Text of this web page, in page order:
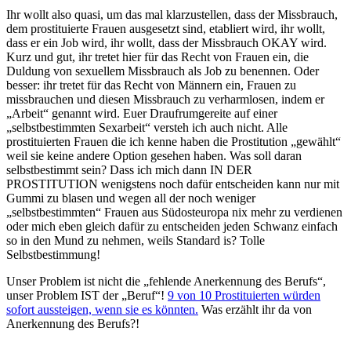
Ihr wollt also quasi, um das mal klarzustellen, dass der Missbrauch,
dem prostituierte Frauen ausgesetzt sind, etabliert wird, ihr wollt,
dass er ein Job wird, ihr wollt, dass der Missbrauch OKAY wird.
Kurz und gut, ihr tretet hier für das Recht von Frauen ein, die
Duldung von sexuellem Missbrauch als Job zu benennen. Oder
besser: ihr tretet für das Recht von Männern ein, Frauen zu
missbrauchen und diesen Missbrauch zu verharmlosen, indem er
„Arbeit“ genannt wird. Euer Draufrumgereite auf einer
„selbstbestimmten Sexarbeit“ versteh ich auch nicht. Alle
prostituierten Frauen die ich kenne haben die Prostitution „gewählt“
weil sie keine andere Option gesehen haben. Was soll daran
selbstbestimmt sein? Dass ich mich dann IN DER
PROSTITUTION wenigstens noch dafür entscheiden kann nur mit
Gummi zu blasen und wegen all der noch weniger
„selbstbestimmten“ Frauen aus Südosteuropa nix mehr zu verdienen
oder mich eben gleich dafür zu entscheiden jeden Schwanz einfach
so in den Mund zu nehmen, weils Standard is? Tolle
Selbstbestimmung!
Unser Problem ist nicht die „fehlende Anerkennung des Berufs“,
unser Problem IST der „Beruf“! 9 von 10 Prostituierten würden
sofort aussteigen, wenn sie es könnten. Was erzählt ihr da von
Anerkennung des Berufs?!